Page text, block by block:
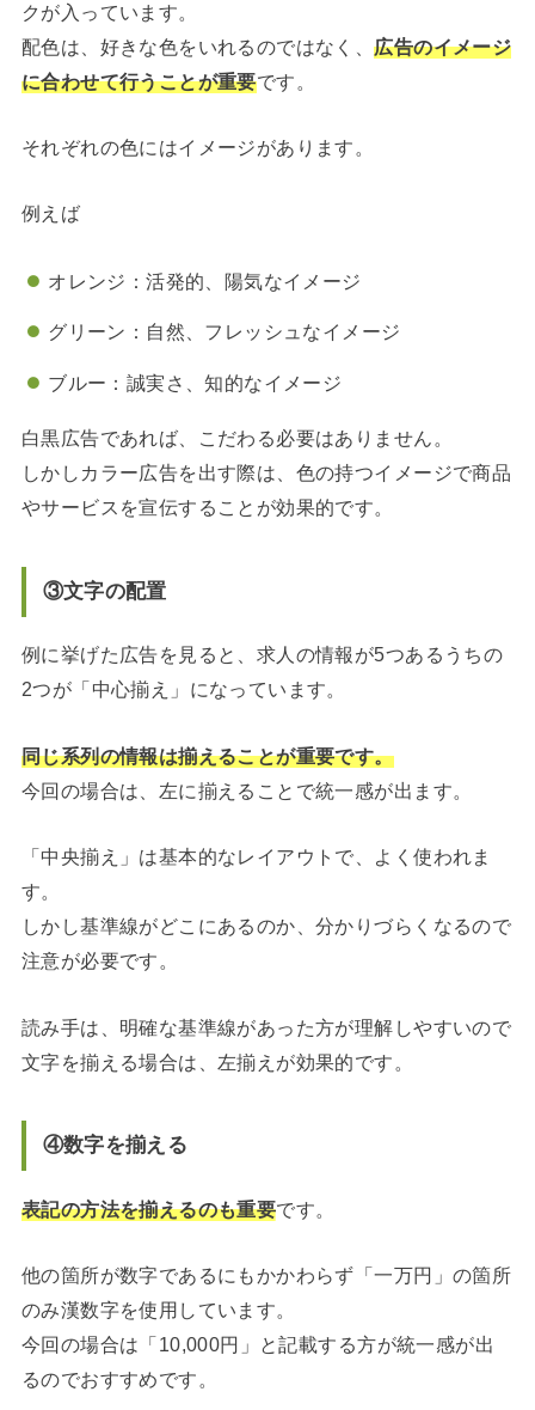
クが入っています。
配色は、好きな色をいれるのではなく、広告のイメージ
に合わせて行うことが重要です。
それぞれの色にはイメージがあります。
例えば
オレンジ：活発的、陽気なイメージ
グリーン：自然、フレッシュなイメージ
ブルー：誠実さ、知的なイメージ
白黒広告であれば、こだわる必要はありません。
しかしカラー広告を出す際は、色の持つイメージで商品
やサービスを宣伝することが効果的です。
③文字の配置
例に挙げた広告を見ると、求人の情報が5つあるうちの
2つが「中心揃え」になっています。
同じ系列の情報は揃えることが重要です。
今回の場合は、左に揃えることで統一感が出ます。
「中央揃え」は基本的なレイアウトで、よく使われま
す。
しかし基準線がどこにあるのか、分かりづらくなるので
注意が必要です。
読み手は、明確な基準線があった方が理解しやすいので
文字を揃える場合は、左揃えが効果的です。
④数字を揃える
表記の方法を揃えるのも重要です。
他の箇所が数字であるにもかかわらず「一万円」の箇所
のみ漢数字を使用しています。
今回の場合は「10,000円」と記載する方が統一感が出
るのでおすすめです。